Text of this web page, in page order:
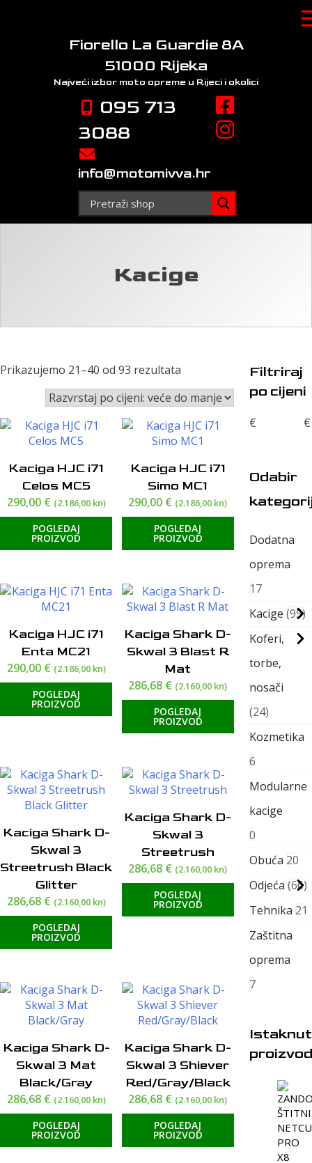
Fiorello La Guardie 8A
51000 Rijeka
Najveći izbor moto opreme u Rijeci i okolici
095 713
3088
info@motomivva.hr
Kacige
Prikazujemo 21–40 od 93 rezultata
cijeni:
visoke
do
niske
Kaciga HJC i71
Celos MC5
290,00 € (2.186,00 kn)
POGLEDAJ
PROIZVOD
Kaciga HJC i71
Simo MC1
290,00 € (2.186,00 kn)
POGLEDAJ
PROIZVOD
Kaciga HJC i71
Enta MC21
290,00 € (2.186,00 kn)
POGLEDAJ
PROIZVOD
Kaciga Shark D-
Skwal 3 Blast R
Mat
286,68 € (2.160,00 kn)
POGLEDAJ
PROIZVOD
Kaciga Shark D-
Skwal 3
Streetrush Black
Glitter
286,68 € (2.160,00 kn)
POGLEDAJ
PROIZVOD
Kaciga Shark D-
Skwal 3
Streetrush
286,68 € (2.160,00 kn)
POGLEDAJ
PROIZVOD
Kaciga Shark D-
Skwal 3 Mat
Black/Gray
286,68 € (2.160,00 kn)
POGLEDAJ
PROIZVOD
Kaciga Shark D-
Skwal 3 Shiever
Red/Gray/Black
286,68 € (2.160,00 kn)
POGLEDAJ
PROIZVOD
Filtriraj
po cijeni
€ €
Odabir
Dodatna
oprema
17
Kacige 95
Koferi,
torbe,
nosači
24
Kozmetika
6
Modularne
kacige
0
Obuća 20
Odjeća 66
Tehnika 21
Zaštitna
oprema
7